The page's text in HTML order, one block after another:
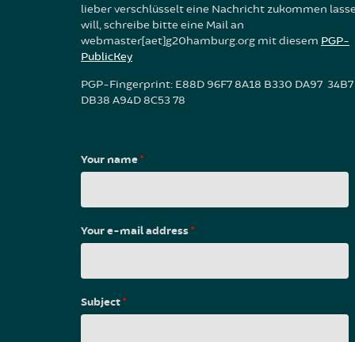
lieber verschlüsselt eine Nachricht zukommen
will, schreibe bitte eine Mail an
webmaster[aet]g20hamburg.org mit diesem PGP-
PublicKey
PGP-Fingerprint: E88D 96F7 8A18 B330 DA97 34B7
DB38 A94D 8C53 78
Your name*
Your e-mail address*
Subject*